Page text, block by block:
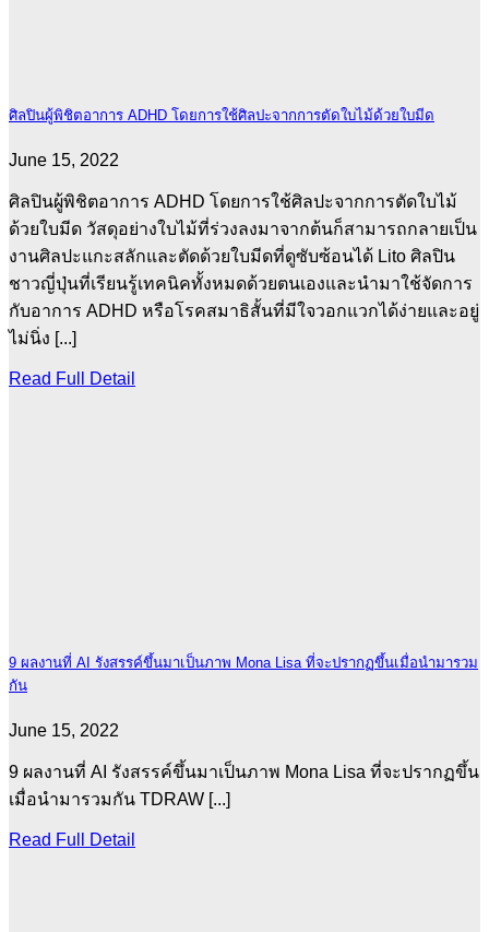
ศิลปินผู้พิชิตอาการ ADHD โดยการใช้ศิลปะจากการตัดใบไม้ด้วยใบมีด
June 15, 2022
ศิลปินผู้พิชิตอาการ ADHD โดยการใช้ศิลปะจากการตัดใบไม้
ด้วยใบมีด วัสดุอย่างใบไม้ที่ร่วงลงมาจากต้นก็สามารถกลายเป็น
งานศิลปะแกะสลักและตัดด้วยใบมีดที่ดูซับซ้อนได้ Lito ศิลปิน
ชาวญี่ปุ่นที่เรียนรู้เทคนิคทั้งหมดด้วยตนเองและนำมาใช้จัดการ
กับอาการ ADHD หรือโรคสมาธิสั้นที่มีใจวอกแวกได้ง่ายและอยู่
ไม่นิ่ง [...]
Read Full Detail
9 ผลงานที่ AI รังสรรค์ขึ้นมาเป็นภาพ Mona Lisa ที่จะปรากฏขึ้นเมื่อนำมารวม
กัน
June 15, 2022
9 ผลงานที่ AI รังสรรค์ขึ้นมาเป็นภาพ Mona Lisa ที่จะปรากฏขึ้น
เมื่อนำมารวมกัน TDRAW [...]
Read Full Detail